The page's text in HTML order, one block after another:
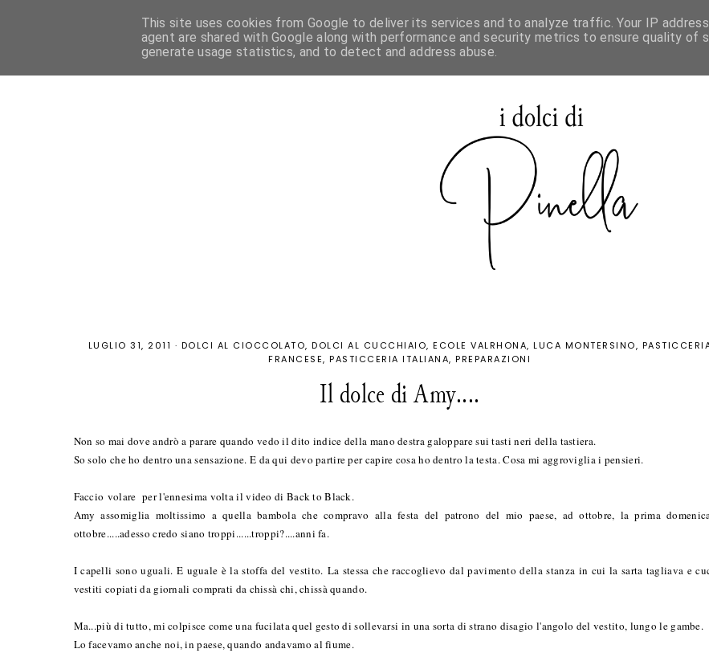
PASTICCERIA FRANCESE PASTICCERIA ITALIANA SPECIALE MAURIZIO SANTIN
LUGLIO 31, 2011 · DOLCI AL CIOCCOLATO DOLCI AL CUCCHIAIO ECOLE VALRHONA LUCA MONTERSINO
FRANCESE PASTICCERIA ITALIANA PREPARAZIONI
Il dolce di Amy....
Non so mai dove andrò a parare quando vedo il dito indice della mano destra galoppare sui tasti neri della tastiera.
So solo che ho dentro una sensazione. E da qui devo partire per capire cosa ho dentro la testa. Cosa mi aggroviglia i pensieri.
Faccio volare per l'ennesima volta il video di Back to Black.
Amy assomiglia moltissimo a quella bambola che compravo alla festa del patrono del mio paese, ad ottobre, la prima
ottobre.....adesso credo siano troppi......troppi?....anni fa.
I capelli sono uguali. E uguale è la stoffa del vestito. La stessa che raccoglievo dal pavimento della stanza in cui la sarta tagliava e
vestiti copiati da giornali comprati da chissà chi, chissà quando.
Ma...più di tutto, mi colpisce come una fucilata quel gesto di sollevarsi in una sorta di strano disagio l'angolo del vestito, lungo le gambe.
Lo facevamo anche noi, in paese, quando andavamo al fiume.
This site uses cookies from Google to deliver its services and to analyze traffic. Your IP
agent are shared with Google along with performance and security metrics to ensure quality of
generate usage statistics, and to detect and address abuse.